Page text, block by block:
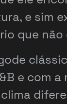
e sim
que
e com